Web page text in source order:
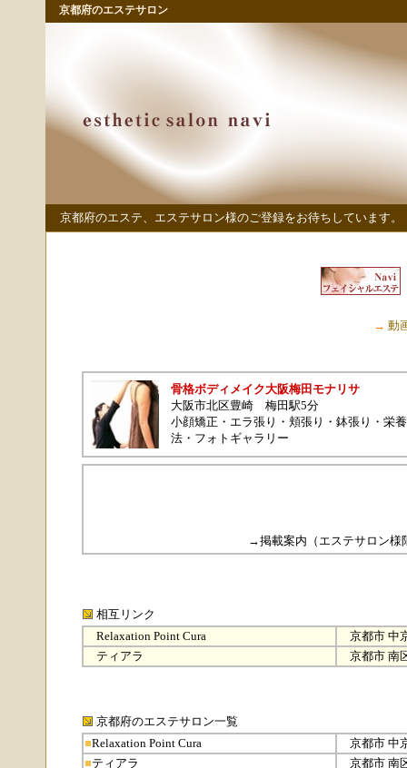
京都府のエステサロン
京都府のエステ、エステサロン様のご登録をお待ちしています。
→ 動
骨格ボディメイク大阪梅田モナリサ
大阪市北区豊崎
梅田駅5分
小顔矯正 ・ エラ張り ・ 頬張り ・ 鉢張り ・ 栄
法 ・ フォトギャラリー
→掲載案内（エステサロン様
相互リンク
Relaxation Point Cura
京都市 中
ティアラ
京都市 南
京都府のエステサロン一覧
■Relaxation Point Cura
京都市 中
■ティアラ 京都市 南